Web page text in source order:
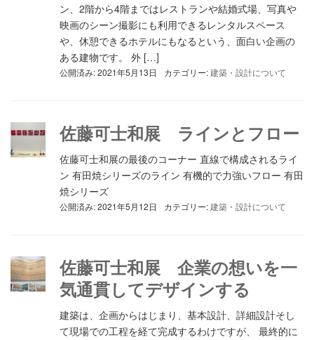
ン、2階から4階まではレストランや結婚式場、写真や
映画のシーン撮影にも利用できるレンタルスペース
や、休憩できるホテルにもなるという、面白い企画の
ある建物です。 外 […]
公開済み: 2021年5月13日 カテゴリー:建築・設計について
佐藤可士和展 ラインとフロー
佐藤可士和展の最後のコーナー 直線で構成されるライ
ン 有田焼シリーズのライン 有機的で力強いフロー 有田
焼シリーズ
公開済み: 2021年5月12日 カテゴリー:建築・設計について
佐藤可士和展 企業の想いを一
気通貫してデザインする
建築は、企画からはじまり、基本設計、詳細設計そし
て現場での工程を経て完成するわけですが、 最終的に